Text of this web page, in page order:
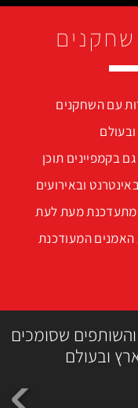
שחקנים
עם השחקנים
בקמפיינים תוכן
ובאירועים
מתעדכנת מעת לעת
האמנים המעודכנת
שסומכים
ובעולם